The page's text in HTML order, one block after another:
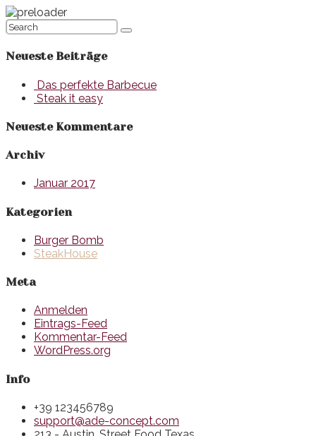
Neueste Beiträge
Das perfekte Barbecue
Steak it easy
Neueste Kommentare
Archiv
Januar 2017
Kategorien
Burger Bomb
SteakHouse
Meta
Anmelden
Eintrags-Feed
Kommentar-Feed
WordPress.org
Info
+39 123456789
support@ade-concept.com